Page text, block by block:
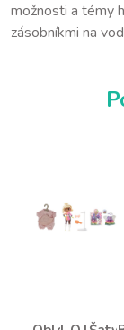
možnosti a témy
zásobníkmi na